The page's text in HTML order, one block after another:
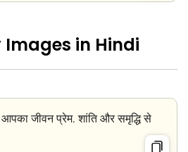
in Hindi
जीवन प्रेम, शांति और समृद्धि से